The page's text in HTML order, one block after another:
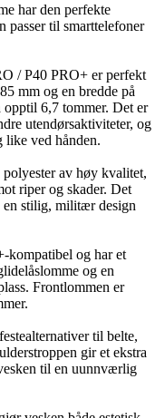
har den perfekte
passer til smarttelefoner
/ P40 PRO+ er perfekt
mm og en bredde på
opptil 6,7 tommer. Det er
utendørsaktiviteter, og
like ved hånden.
av høy kvalitet,
riper og skader. Det
en stilig, militær design
kompatibel og har et
og en
Frontlommen er
til belte,
gir et ekstra
til en uunnværlig